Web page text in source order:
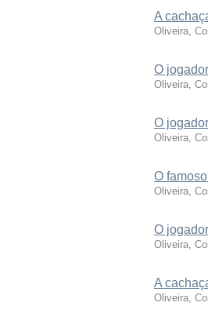
A
Oliveira,
O
Oliveira,
O
Oliveira,
O
Oliveira,
O
Oliveira,
A
Oliveira,